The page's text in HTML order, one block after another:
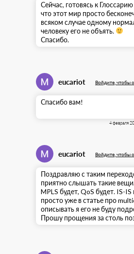
Сейчас, готовясь к
что этот мир просто
всяком случае одному
человеку его не объять.
Спасибо.
eucariot Войдите, чтобы
Спасибо вам!
4 февраля
eucariot Войдите, чтобы
Поздравляю с таким
приятно слышать такие
MPLS будет, QoS будет. IS-IS
просто уже в статье про
описывать я его не буду
Прошу прощения за столь